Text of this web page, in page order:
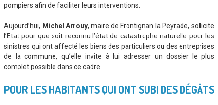
pompiers afin de faciliter leurs interventions.
Aujourd’hui, Michel Arrouy, maire de Frontignan la Peyrade, sollicite
l’Etat pour que soit reconnu l’état de catastrophe naturelle pour les
sinistres qui ont affecté les biens des particuliers ou des entreprises
de la commune, qu’elle invite à lui adresser un dossier le plus
complet possible dans ce cadre.
POUR LES HABITANTS QUI ONT SUBI DES DÉGÂTS